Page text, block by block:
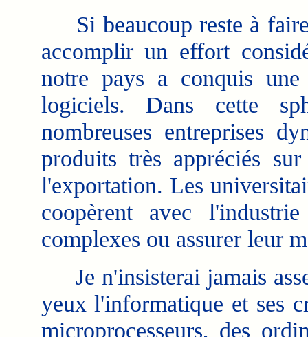
Si beaucoup reste à
accomplir un effort
notre pays a conquis
logiciels. Dans cette
nombreuses entreprises
produits très appréciés
l'exportation. Les
coopèrent avec
complexes ou assurer leur
Je n'insisterai jamais
yeux l'informatique et ses
microprocesseurs, des